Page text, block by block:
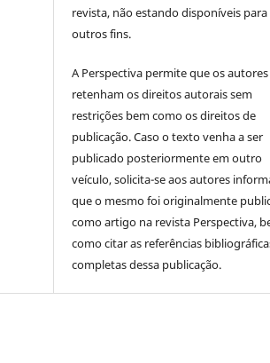
revista, não estando disponíveis para
outros fins.
A Perspectiva permite que os autores
retenham os direitos autorais sem
restrições bem como os direitos de
publicação. Caso o texto venha a ser
publicado posteriormente em outro
veículo, solicita-se aos autores
que o mesmo foi originalmente
como artigo na revista Perspectiva,
como citar as referências
completas dessa publicação.